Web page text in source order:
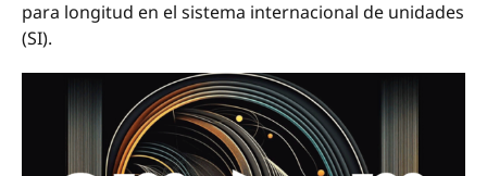
para longitud en el sistema internacional de unidades
(SI).